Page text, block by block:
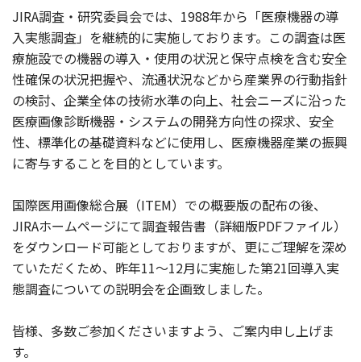
JIRA調査・研究委員会では、1988年から「医療機器の導
入実態調査」を継続的に実施しております。この調査は医
療施設での機器の導入・使用の状況と保守点検を含む安全
性確保の状況把握や、流通状況などから産業界の行動指針
の検討、企業全体の技術水準の向上、社会ニーズに沿った
医療画像診断機器・システムの開発方向性の探求、安全
性、標準化の基礎資料などに使用し、医療機器産業の振興
に寄与することを目的としています。
国際医用画像総合展（ITEM）での概要版の配布の後、
JIRAホームページにて調査報告書（詳細版PDFファイル）
をダウンロード可能としておりますが、更にご理解を深め
ていただくため、昨年11～12月に実施した第21回導入実
態調査についての説明会を企画致しました。
皆様、多数ご参加くださいますよう、ご案内申し上げま
す。